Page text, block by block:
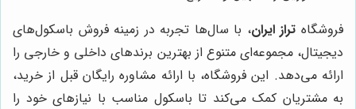
فروشگاه تراز ایران، با سال‌ها تجربه در زمینه فروش باسکول‌های
دیجیتال، مجموعه‌ای متنوع از بهترین برندهای داخلی و خارجی را
ارائه می‌دهد. این فروشگاه، با ارائه مشاوره رایگان قبل از خرید،
به مشتریان کمک می‌کند تا باسکول مناسب با نیازهای خود را